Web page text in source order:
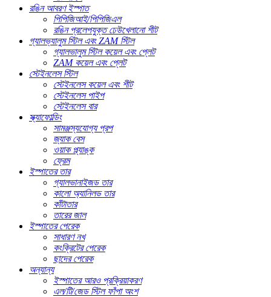
রঙিন আবরণ ইস্পাত
পিপিজিআই/পিপিজিএল
রঙিন প্রলেপযুক্ত ঢেউখেলানো শীট
গ্যালভ্যালুম স্টিল এবং ZAM স্টিল
গ্যালভালুম স্টিল কয়েল এবং প্লেট
ZAM কয়েল এবং প্লেট
স্টেইনলেস স্টিল
স্টেইনলেস কয়েল এবং শীট
স্টেইনলেস পাইপ
স্টেইনলেস বার
স্ক্যাফোল্ডিং
সামঞ্জস্যযোগ্য প্রপ
জ্যাক বেস
ওয়াক প্ল্যাঙ্ক
ফ্রেম
ইস্পাতের তার
গ্যালভানাইজড তার
কালো অ্যানিলড তার
কাঁটাতার
তারের জাল
ইস্পাতের পেরেক
সাধারণ নখ
কংক্রিটের পেরেক
ছাদের পেরেক
অন্যান্য
ইস্পাতের আরও প্রক্রিয়াকরণ
এল/টি/জেড স্টিল ফাঁপা অংশ